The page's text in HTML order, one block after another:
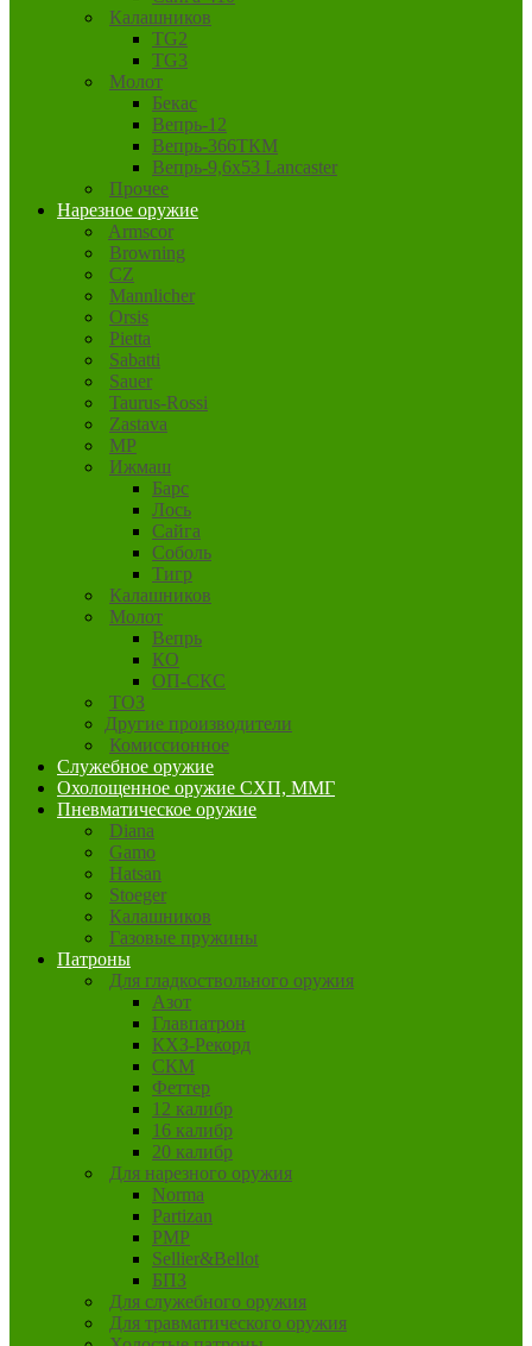
Калашников
TG2
TG3
Молот
Бекас
Вепрь-12
Вепрь-366ТКМ
Вепрь-9,6х53 Lancaster
Прочее
Нарезное оружие
Armscor
Browning
CZ
Mannlicher
Orsis
Pietta
Sabatti
Sauer
Taurus-Rossi
Zastava
MP
Ижмаш
Барс
Лось
Сайга
Соболь
Тигр
Калашников
Молот
Вепрь
КО
ОП-СКС
ТОЗ
Другие производители
Комиссионное
Служебное оружие
Охолощенное оружие СХП, ММГ
Пневматическое оружие
Diana
Gamo
Hatsan
Stoeger
Калашников
Газовые пружины
Патроны
Для гладкоствольного оружия
Азот
Главпатрон
КХЗ-Рекорд
СКМ
Феттер
12 калибр
16 калибр
20 калибр
Для нарезного оружия
Norma
Partizan
PMP
Sellier&Bellot
БПЗ
Для служебного оружия
Для травматического оружия